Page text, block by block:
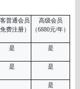
普通会员
免费注册）
高级会员
（6880元/年）
是 是
是 是
是